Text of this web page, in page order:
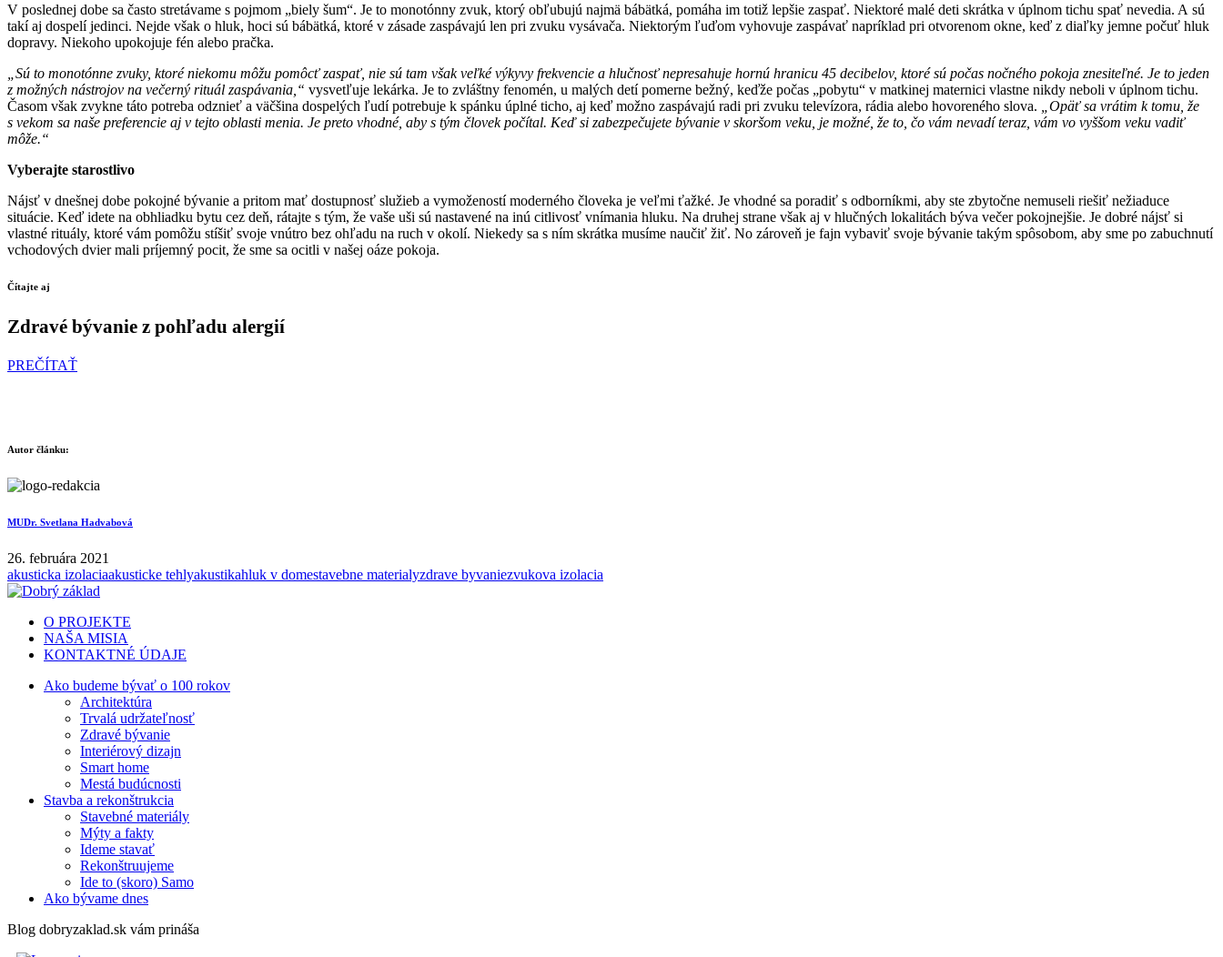
V poslednej dobe sa často stretávame s pojmom „biely šum“. Je to monotónny zvuk, ktorý obľubujú najmä bábätká, pomáha im totiž lepšie zaspať. Niektoré malé deti skrátka v úplnom tichu spať nevedia. A sú
takí aj dospelí jedinci. Nejde však o hluk, hoci sú bábätká, ktoré v zásade zaspávajú len pri zvuku vysávača. Niektorým ľuďom vyhovuje zaspávať napríklad pri otvorenom okne, keď z diaľky jemne počuť hluk
dopravy. Niekoho upokojuje fén alebo pračka.
„Sú to monotónne zvuky, ktoré niekomu môžu pomôcť zaspať, nie sú tam však veľké výkyvy frekvencie a hlučnosť nepresahuje hornú hranicu 45 decibelov, ktoré sú počas nočného pokoja znesiteľné. Je to jeden
z možných nástrojov na večerný rituál zaspávania,“ vysvetľuje lekárka. Je to zvláštny fenomén, u malých detí pomerne bežný, keďže počas „pobytu“ v matkinej maternici vlastne nikdy neboli v úplnom tichu.
Časom však zvykne táto potreba odznieť a väčšina dospelých ľudí potrebuje k spánku úplné ticho, aj keď možno zaspávajú radi pri zvuku televízora, rádia alebo hovoreného slova.
„Opäť sa vrátim k tomu, že
s vekom sa naše preferencie aj v tejto oblasti menia. Je preto vhodné, aby s tým človek počítal. Keď si zabezpečujete bývanie v skoršom veku, je možné, že to, čo vám nevadí teraz, vám vo vyššom veku vadiť
môže.“
Vyberajte starostlivo
Nájsť v dnešnej dobe pokojné bývanie a pritom mať dostupnosť služieb a vymožeností moderného človeka je veľmi ťažké. Je vhodné sa poradiť s odborníkmi, aby ste zbytočne nemuseli riešiť nežiaduce
situácie. Keď idete na obhliadku bytu cez deň, rátajte s tým, že vaše uši sú nastavené na inú citlivosť vnímania hluku. Na druhej strane však aj v hlučných lokalitách býva večer pokojnejšie. Je dobré nájsť si
vlastné rituály, ktoré vám pomôžu stíšiť svoje vnútro bez ohľadu na ruch v okolí. Niekedy sa s ním skrátka musíme naučiť žiť. No zároveň je fajn vybaviť svoje bývanie takým spôsobom, aby sme po zabuchnutí
vchodových dvier mali príjemný pocit, že sme sa ocitli v našej oáze pokoja.
Čítajte aj
Zdravé bývanie z pohľadu alergií
PREČÍTAŤ
Autor článku:
MUDr. Svetlana Hadvabová
26. februára 2021
akusticka izolaciaakusticke tehlyakustikahluk v domestavebne materialyzdrave byvaniezvukova izolacia
O PROJEKTE
NAŠA MISIA
KONTAKTNÉ ÚDAJE
Ako budeme bývať o 100 rokov
Architektúra
Trvalá udržateľnosť
Zdravé bývanie
Interiérový dizajn
Smart home
Mestá budúcnosti
Stavba a rekonštrukcia
Stavebné materiály
Mýty a fakty
Ideme stavať
Rekonštruujeme
Ide to (skoro) Samo
Ako bývame dnes
Blog dobryzaklad.sk vám prináša